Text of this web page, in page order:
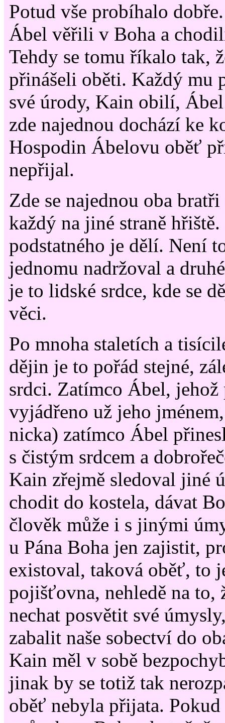
Potud vše probíhalo
Ábel věřili v Boha a
Tehdy se tomu říkalo tak,
přinášeli oběti. Každý mu
své úrody, Kain obilí, Ábel
zde najednou dochází ke
Hospodin Ábelovu oběť
nepřijal.
Zde se najednou oba
každý na jiné straně hřiště.
podstatného je dělí. Není
jednomu nadržoval a
je to lidské srdce, kde se
věci.
Po mnoha staletích a
dějin je to pořád stejné,
srdci. Zatímco Ábel, jehož
vyjádřeno už jeho
nicka) zatímco Ábel
s čistým srdcem a
Kain zřejmě sledoval jiné
chodit do kostela, dávat
člověk může i s jinými
u Pána Boha jen zajistit,
existoval, taková oběť, to
pojišťovna, nehledě na to,
nechat posvětit své
zabalit naše sobectví do
Kain měl v sobě
jinak by se totiž tak
oběť nebyla přijata.